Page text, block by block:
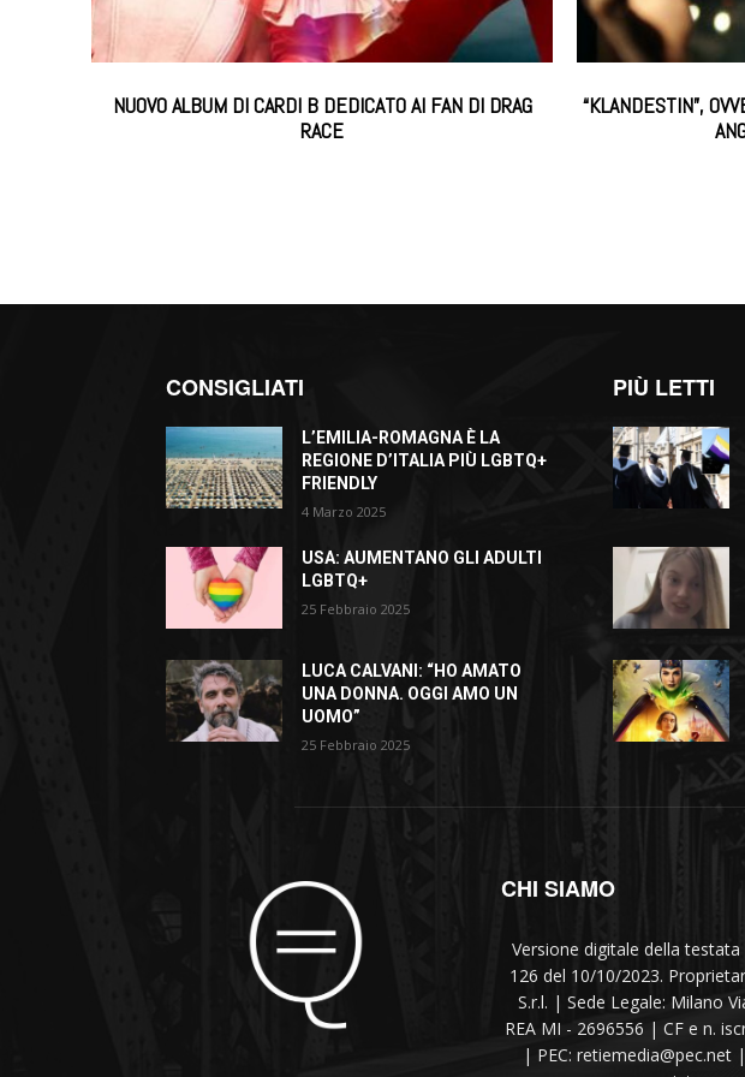
NUOVO ALBUM DI CARDI B DEDICATO AI FAN DI DRAG
RACE
“KLANDESTIN”,
CONSIGLIATI
L’EMILIA-ROMAGNA È LA
REGIONE D’ITALIA PIÙ LGBTQ+
FRIENDLY
4 Marzo 2025
USA: AUMENTANO GLI ADULTI
LGBTQ+
25 Febbraio 2025
LUCA CALVANI: “HO AMATO
UNA DONNA. OGGI AMO UN
UOMO”
25 Febbraio 2025
PIÙ LETTI
CHI SIAMO
Versione digitale della testata
126 del 10/10/2023.
S.r.l. | Sede Legale: Milano
REA MI - 2696556 | CF e n.
| PEC: retiemedia@pec.net